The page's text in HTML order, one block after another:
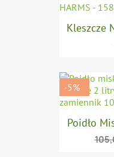
Kleszcze
Poidło
-5%